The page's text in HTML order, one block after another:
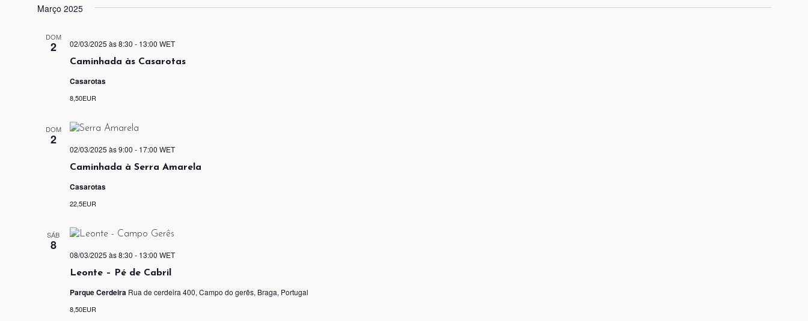
Março 2025
DOM
2
Caminhada às Casarotas
02/03/2025 às 8:30 - 13:00 WET
Casarotas
8,50EUR
DOM
2
Caminhada à Serra Amarela
02/03/2025 às 9:00 - 17:00 WET
Casarotas
22,5EUR
SÁB
8
Leonte – Pé de Cabril
08/03/2025 às 8:30 - 13:00 WET
Parque Cerdeira Rua de cerdeira 400, Campo do gerês, Braga, Portugal
8,50EUR